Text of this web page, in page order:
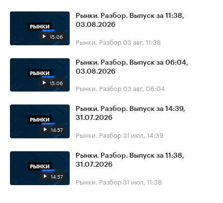
15:06
Рынки. Разбор. Выпуск за 11:38,
03.08.2026
Рынки. Разбор 03 авг, 11:38
15:06
Рынки. Разбор. Выпуск за 06:04,
03.08.2026
Рынки. Разбор 03 авг, 06:04
14:57
Рынки. Разбор. Выпуск за 14:39,
31.07.2026
Рынки. Разбор31 июл, 14:39
14:57
Рынки. Разбор. Выпуск за 11:38,
31.07.2026
Рынки. Разбор31 июл, 11:38